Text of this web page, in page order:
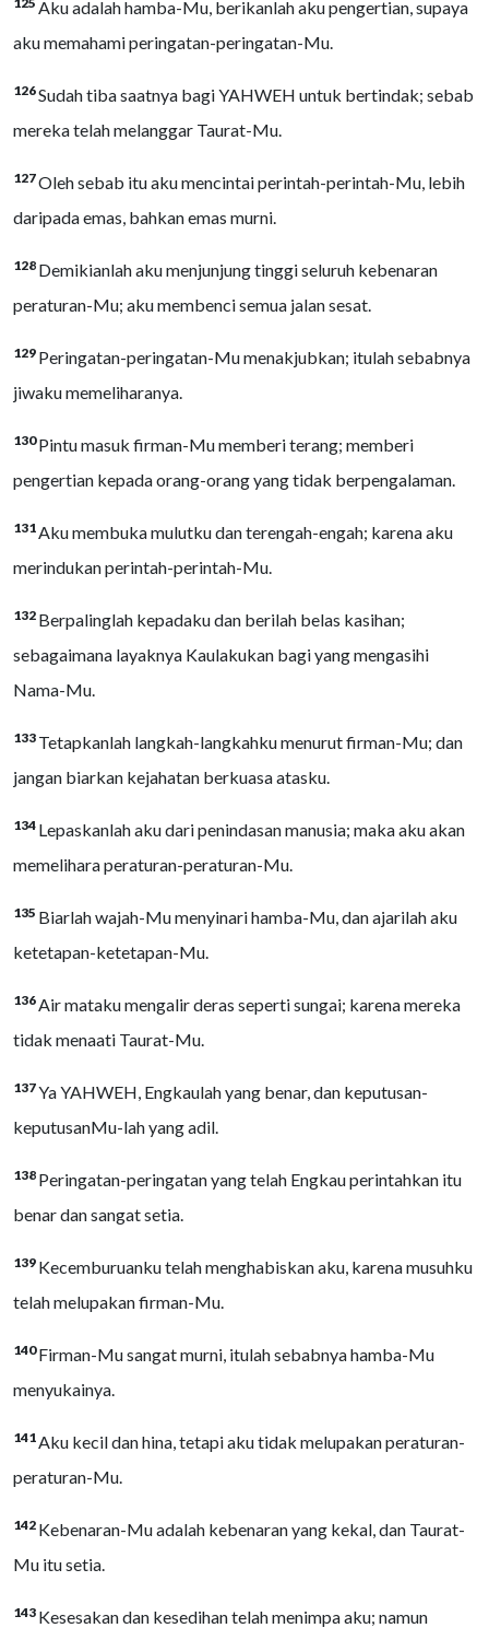
Aku adalah hamba-Mu, berikanlah aku pengertian, supaya
aku memahami peringatan-peringatan-Mu.
126Sudah tiba saatnya bagi YAHWEH untuk bertindak; sebab
mereka telah melanggar Taurat-Mu.
127Oleh sebab itu aku mencintai perintah-perintah-Mu, lebih
daripada emas, bahkan emas murni.
128 Demikianlah aku menjunjung tinggi seluruh kebenaran
peraturan-Mu; aku membenci semua jalan sesat.
129 Peringatan-peringatan-Mu menakjubkan; itulah sebabnya
jiwaku memeliharanya.
130Pintu masuk firman-Mu memberi terang; memberi
pengertian kepada orang-orang yang tidak berpengalaman.
131Aku membuka mulutku dan terengah-engah; karena aku
merindukan perintah-perintah-Mu.
132 Berpalinglah kepadaku dan berilah belas kasihan;
sebagaimana layaknya Kaulakukan bagi yang mengasihi
Nama-Mu.
133 Tetapkanlah langkah-langkahku menurut firman-Mu; dan
jangan biarkan kejahatan berkuasa atasku.
134 Lepaskanlah aku dari penindasan manusia; maka aku akan
memelihara peraturan-peraturan-Mu.
135 Biarlah wajah-Mu menyinari hamba-Mu, dan ajarilah aku
ketetapan-ketetapan-Mu.
136Air mataku mengalir deras seperti sungai; karena mereka
tidak menaati Taurat-Mu.
137Ya YAHWEH, Engkaulah yang benar, dan keputusan-
keputusanMu-lah yang adil.
138 Peringatan-peringatan yang telah Engkau perintahkan itu
benar dan sangat setia.
139 Kecemburuanku telah menghabiskan aku, karena musuhku
telah melupakan firman-Mu.
140Firman-Mu sangat murni, itulah sebabnya hamba-Mu
menyukainya.
141Aku kecil dan hina, tetapi aku tidak melupakan peraturan-
peraturan-Mu.
142 Kebenaran-Mu adalah kebenaran yang kekal, dan Taurat-
Mu itu setia.
143 Kesesakan dan kesedihan telah menimpa aku; namun